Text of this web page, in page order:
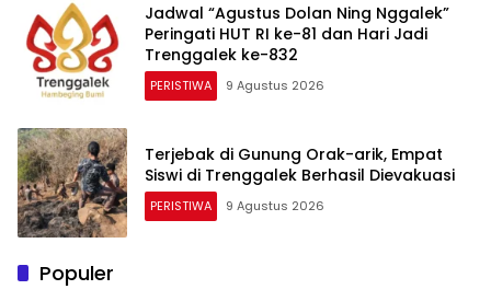
Jadwal “Agustus Dolan Ning Nggalek”
Peringati HUT RI ke-81 dan Hari Jadi
Trenggalek ke-832
PERISTIWA 9 Agustus 2026
Terjebak di Gunung Orak-arik, Empat
Siswi di Trenggalek Berhasil Dievakuasi
PERISTIWA 9 Agustus 2026
Populer